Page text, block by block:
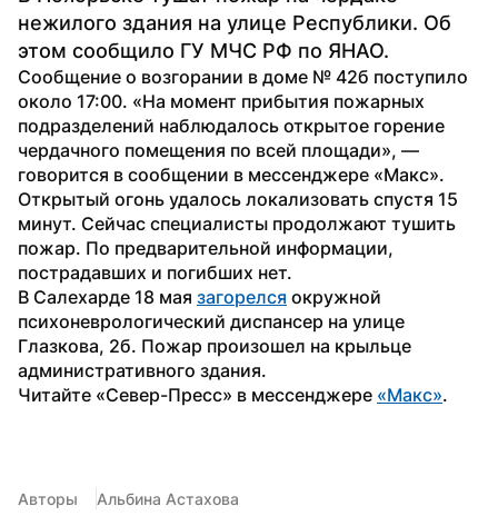
нежилого здания на улице Республики. Об
этом сообщило ГУ МЧС РФ по ЯНАО.
Сообщение о возгорании в доме № 42б поступило
около 17:00. «На момент прибытия пожарных
подразделений наблюдалось открытое горение
чердачного помещения по всей площади», —
говорится в сообщении в мессенджере «Макс».
Открытый огонь удалось локализовать спустя 15
минут. Сейчас специалисты продолжают тушить
пожар. По предварительной информации,
пострадавших и погибших нет.
В Салехарде 18 мая загорелся окружной
психоневрологический диспансер на улице
Глазкова, 2б. Пожар произошел на крыльце
административного здания.
Читайте «Север-Пресс» в мессенджере «Макс».
Авторы Альбина Астахова